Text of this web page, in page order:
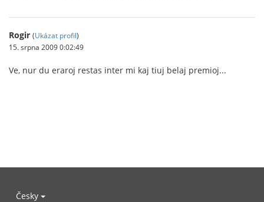
Rogir (Ukázat profil)
15. srpna 2009 0:02:49
Ve, nur du eraroj restas inter mi kaj tiuj belaj premioj...
Česky